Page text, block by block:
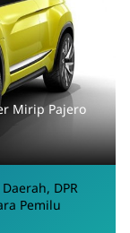
Mirip Pajero
DPR
Pemilu